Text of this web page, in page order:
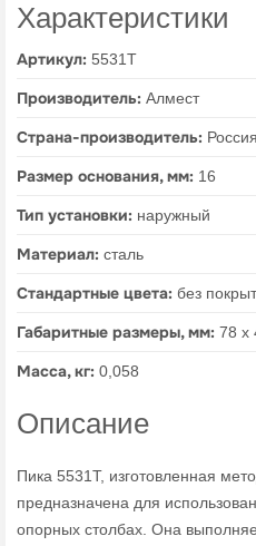
Характеристики
Артикул: 5531Т
Производитель: Алмест
Страна-производитель: Россия
Размер основания, мм: 16
Тип установки: наружный
Материал: сталь
Стандартные цвета: без
Габаритные размеры, мм: 78 х
Масса, кг: 0,058
Описание
Пика 5531T, изготовленная
предназначена для
опорных столбах. Она